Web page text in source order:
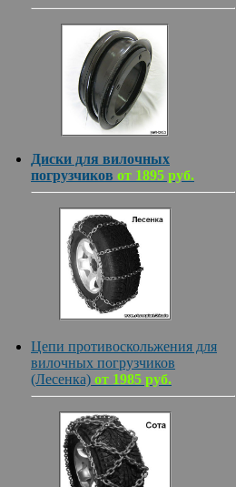
Диски для вилочных
погрузчиков от 1895 руб.
Цепи противоскольжения для
вилочных погрузчиков
(Лесенка) от 1985 руб.